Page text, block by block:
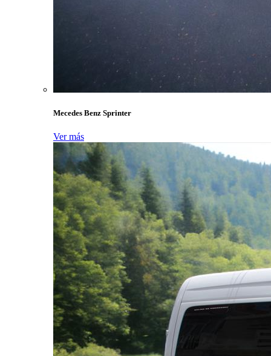
Mecedes Benz Sprinter
Ver más